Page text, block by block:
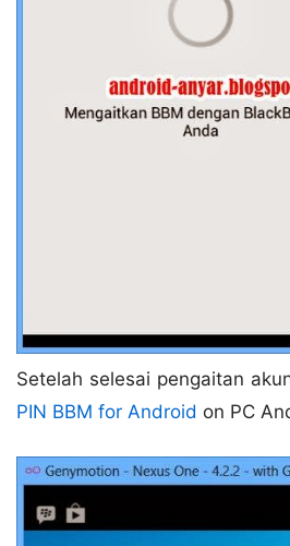
Setelah selesai pengaitan
PIN BBM for Android on PC